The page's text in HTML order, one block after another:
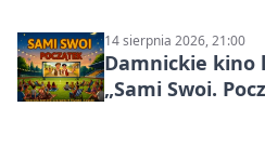
14 sierpnia 2026, 21:00
Damnickie kino
„Sami Swoi.